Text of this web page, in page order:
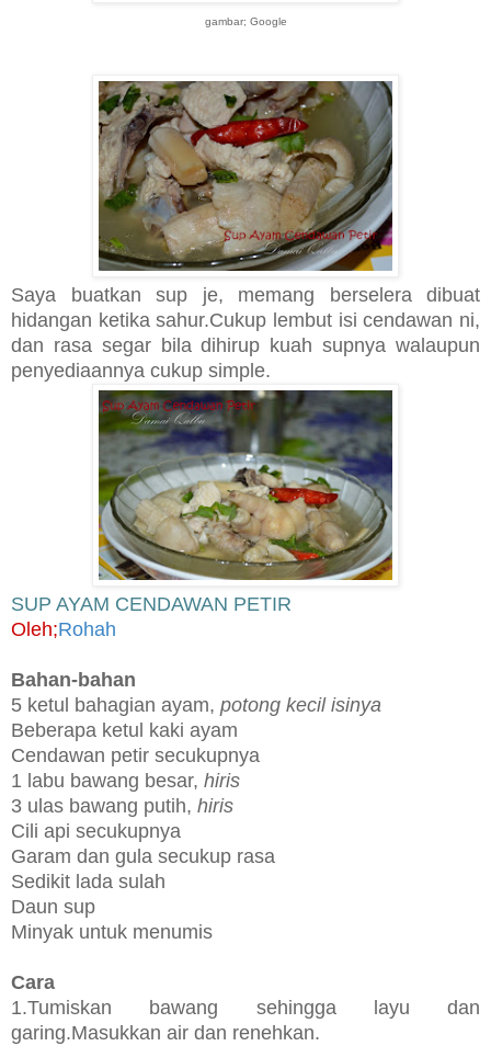
gambar; Google
Saya buatkan sup je, memang berselera dibuat
hidangan ketika sahur.Cukup lembut isi cendawan ni,
dan rasa segar bila dihirup kuah supnya walaupun
penyediaannya cukup simple.
SUP AYAM CENDAWAN PETIR
Oleh;Rohah
Bahan-bahan
5 ketul bahagian ayam, potong kecil isinya
Beberapa ketul kaki ayam
Cendawan petir secukupnya
1 labu bawang besar, hiris
3 ulas bawang putih, hiris
Cili api secukupnya
Garam dan gula secukup rasa
Sedikit lada sulah
Daun sup
Minyak untuk menumis
Cara
1.Tumiskan bawang sehingga layu dan
garing.Masukkan air dan renehkan.